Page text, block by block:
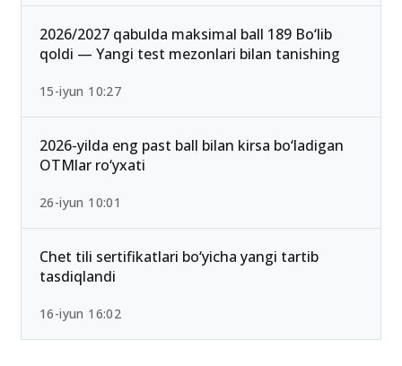
2026/2027 qabulda maksimal ball 189 Bo‘lib
qoldi — Yangi test mezonlari bilan tanishing
15-iyun 10:27
2026-yilda eng past ball bilan kirsa bo‘ladigan
OTMlar ro‘yxati
26-iyun 10:01
Chet tili sertifikatlari bo‘yicha yangi tartib
tasdiqlandi
16-iyun 16:02